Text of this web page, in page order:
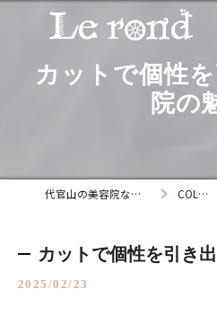
カットで個性
院の
代官山の美容院ならLe rond COLUMN
カットで個性を引き
2025/02/23